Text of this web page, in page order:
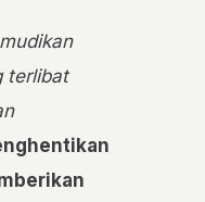
terlibat